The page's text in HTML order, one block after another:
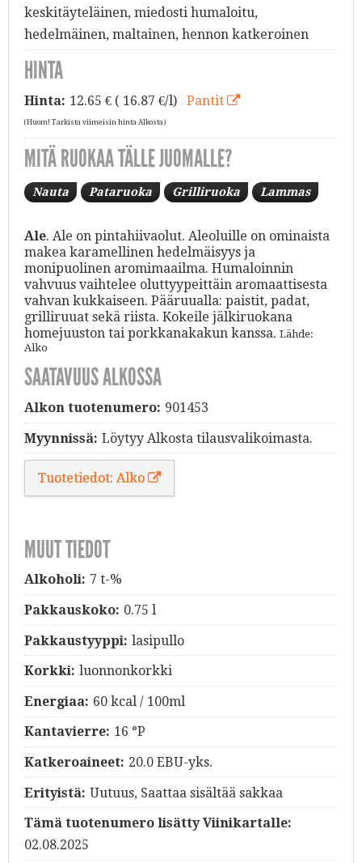
keskitäyteläinen, miedosti humaloitu,
hedelmäinen, maltainen, hennon katkeroinen
HINTA
Hinta: 12.65 € ( 16.87 €/l) Pantit
(Huom! Tarkista viimeisin hinta Alkosta)
MITÄ RUOKAA TÄLLE JUOMALLE?
Nauta Pataruoka Grilliruoka Lammas
Ale. Ale on pintahiivaolut. Aleoluille on ominaista
makea karamellinen hedelmäisyys ja
monipuolinen aromimaailma. Humaloinnin
vahvuus vaihtelee oluttyypeittäin aromaattisesta
vahvan kukkaiseen. Pääruualla: paistit, padat,
grilliruuat sekä riista. Kokeile jälkiruokana
homejuuston tai porkkanakakun kanssa. Lähde:
Alko
SAATAVUUS ALKOSSA
Alkon tuotenumero: 901453
Myynnissä: Löytyy Alkosta tilausvalikoimasta.
Tuotetiedot: Alko
MUUT TIEDOT
Alkoholi: 7 t-%
Pakkauskoko: 0.75 l
Pakkaustyyppi: lasipullo
Korkki: luonnonkorkki
Energiaa: 60 kcal / 100ml
Kantavierre: 16 °P
Katkeroaineet: 20.0 EBU-yks.
Erityistä: Uutuus, Saattaa sisältää sakkaa
Tämä tuotenumero lisätty Viinikartalle:
02.08.2025